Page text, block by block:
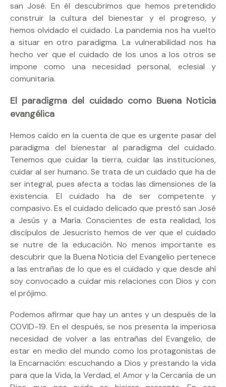
san José. En él descubrimos que hemos pretendido
construir la cultura del bienestar y el progreso, y
hemos olvidado el cuidado. La pandemia nos ha vuelto
a situar en otro paradigma. La vulnerabilidad nos ha
hecho ver que el cuidado de los unos a los otros se
impone como una necesidad personal, eclesial y
comunitaria.
El paradigma del cuidado como Buena Noticia
evangélica
Hemos caído en la cuenta de que es urgente pasar del
paradigma del bienestar al paradigma del cuidado.
Tenemos que cuidar la tierra, cuidar las instituciones,
cuidar al ser humano. Se trata de un cuidado que ha de
ser integral, pues afecta a todas las dimensiones de la
existencia. El cuidado ha de ser competente y
compasivo. Es el cuidado delicado que prestó san José
a Jesús y a María. Conscientes de esta realidad, los
discípulos de Jesucristo hemos de ver que el cuidado
se nutre de la educación. No menos importante es
descubrir que la Buena Noticia del Evangelio pertenece
a las entrañas de lo que es el cuidado y que desde ahí
soy convocado a cuidar mis relaciones con Dios y con
el prójimo.
Podemos afirmar que hay un antes y un después de la
COVID-19. En el después, se nos presenta la imperiosa
necesidad de volver a las entrañas del Evangelio, de
estar en medio del mundo como los protagonistas de
la Encarnación: escuchando a Dios y prestando la vida
para que la Vida, la Verdad, el Amor y la Cercanía de un